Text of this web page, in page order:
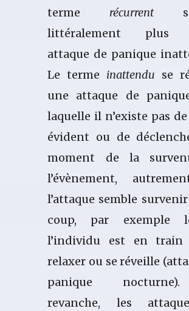
terme récurrent
littéralement plus
attaque de panique
Le terme inattendu se
une attaque de
laquelle il n’existe pas
évident ou de
moment de la
l’évènement,
l’attaque semble
coup, par exemple
l’individu est en train
relaxer ou se réveille
panique
revanche, les